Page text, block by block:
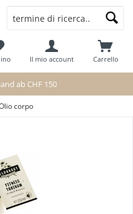
ab CHF 150
Carrello
Il mio account
corpo